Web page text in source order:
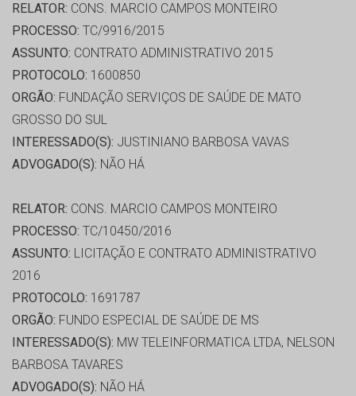
RELATOR: CONS. MARCIO CAMPOS MONTEIRO
PROCESSO: TC/9916/2015
ASSUNTO: CONTRATO ADMINISTRATIVO 2015
PROTOCOLO: 1600850
ORGÃO: FUNDAÇÃO SERVIÇOS DE SAÚDE DE MATO
GROSSO DO SUL
INTERESSADO(S): JUSTINIANO BARBOSA VAVAS
ADVOGADO(S): NÃO HÁ
RELATOR: CONS. MARCIO CAMPOS MONTEIRO
PROCESSO: TC/10450/2016
ASSUNTO: LICITAÇÃO E CONTRATO ADMINISTRATIVO
2016
PROTOCOLO: 1691787
ORGÃO: FUNDO ESPECIAL DE SAÚDE DE MS
INTERESSADO(S): MW TELEINFORMATICA LTDA, NELSON
BARBOSA TAVARES
ADVOGADO(S): NÃO HÁ